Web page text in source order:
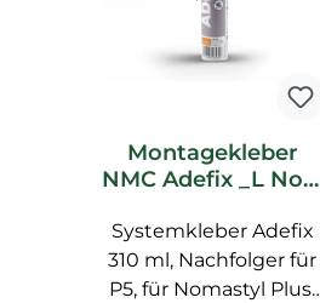
Montagekleber
NMC Adefix _L Noel
Spachtelkleber
Systemkleber Adefix
310 ml, Nachfolger für
P5, für Nomastyl Plus,